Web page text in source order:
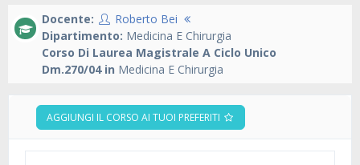
Docente:
Roberto Bei
Dipartimento: Medicina E Chirurgia
Corso Di Laurea Magistrale A Ciclo Unico
Dm.270/04 in Medicina E Chirurgia
AGGIUNGI IL CORSO AI TUOI PREFERITI